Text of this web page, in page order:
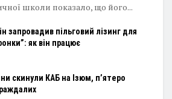
школи показало, що його...
запровадив пільговий лізинг для
як він працює
скинули КАБ на Ізюм, п’ятеро